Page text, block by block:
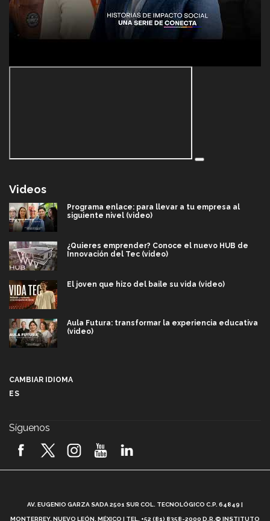
Videos
Programa enlace: para llevar a tu empresa al
siguiente nivel (video)
¿Quieres emprender? Conoce el nuevo HUB de
Innovación del Tec (video)
El joven que hizo del baile su vida (video)
Aula Futura: transformar la experiencia educativa
(video)
2026! (video)
¿Cómo es el Modelo Educativo Tec? (video)
CAMBIAR IDIOMA
ES
Síguenos
AV. EUGENIO GARZA SADA 2501 SUR COL. TECNOLÓGICO C.P. 64849 |
MONTERREY, NUEVO LEÓN, MÉXICO | TEL. +52 (81) 8358-2000 D.R.© INSTITUTO